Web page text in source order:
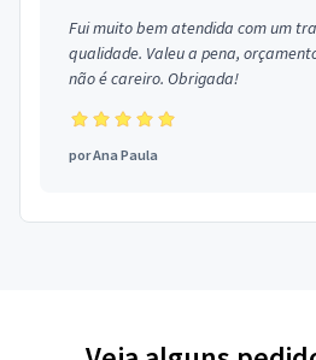
Fui muito bem atendida com um
qualidade. Valeu a pena,
não é careiro. Obrigada!
porAna Paula